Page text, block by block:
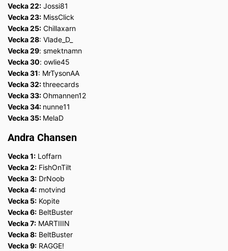
Vecka 22: Jossi81
Vecka 23: MissClick
Vecka 25: Chillaxarn
Vecka 28: Vlade_D_
Vecka 29: smektnamn
Vecka 30: owlie45
Vecka 31: MrTysonAA
Vecka 32:threecards
Vecka 33:Ohmannen12
Vecka 34: nunne11
Vecka 35: MelaD
Andra Chansen
Vecka 1: Loffarn
Vecka 2: FishOnTilt
Vecka 3: DrNoob
Vecka 4: motvind
Vecka 5: Kopite
Vecka 6: BeltBuster
Vecka 7: MARTIIIN
Vecka 8: BeltBuster
Vecka 9: RAGGE!